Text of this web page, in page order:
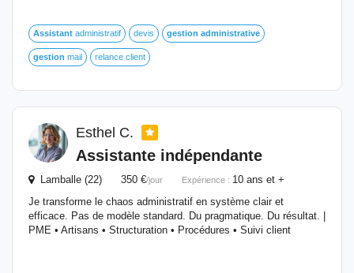
Assistant administratif devis gestion administrative
gestion mail relance client
Esthel C.
Assistante indépendante
Lamballe (22) 350 €/jour Expérience : 10 ans et +
Je transforme le chaos administratif en système clair et
efficace. Pas de modèle standard. Du pragmatique. Du résultat. |
PME • Artisans • Structuration • Procédures • Suivi client